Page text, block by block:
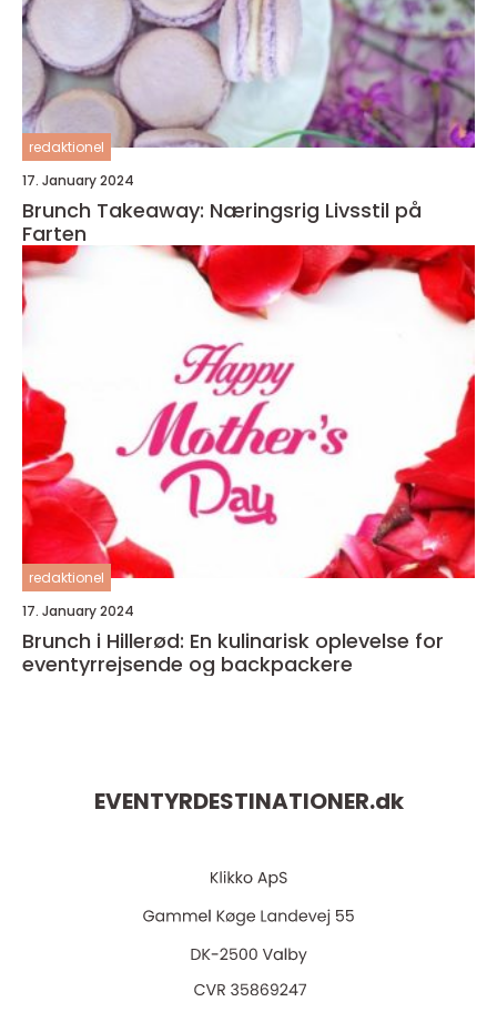
redaktionel
17. January 2024
Brunch Takeaway: Næringsrig Livsstil på
Farten
redaktionel
17. January 2024
Brunch i Hillerød: En kulinarisk oplevelse for
eventyrrejsende og backpackere
EVENTYRDESTINATIONER.dk